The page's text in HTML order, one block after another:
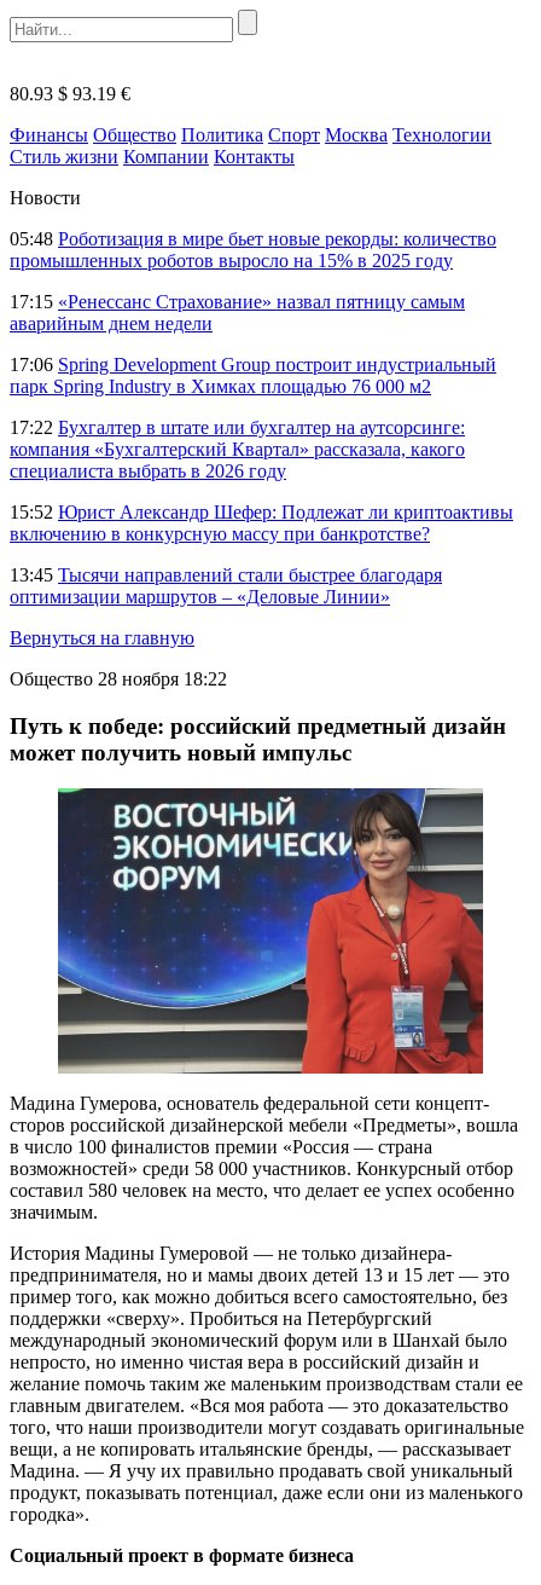
80.93 $ 93.19 €
Финансы Общество Политика Спорт Москва Технологии
Стиль жизни Компании Контакты
Новости
05:48 Роботизация в мире бьет новые рекорды: количество
промышленных роботов выросло на 15% в 2025 году
17:15 «Ренессанс Страхование» назвал пятницу самым
аварийным днем недели
17:06 Spring Development Group построит индустриальный
парк Spring Industry в Химках площадью 76 000 м2
17:22 Бухгалтер в штате или бухгалтер на аутсорсинге:
компания «Бухгалтерский Квартал» рассказала, какого
специалиста выбрать в 2026 году
15:52 Юрист Александр Шефер: Подлежат ли криптоактивы
включению в конкурсную массу при банкротстве?
13:45 Тысячи направлений стали быстрее благодаря
оптимизации маршрутов – «Деловые Линии»
Вернуться на главную
Общество 28 ноября 18:22
Путь к победе: российский предметный дизайн
может получить новый импульс
Мадина Гумерова, основатель федеральной сети концепт-
сторов российской дизайнерской мебели «Предметы», вошла
в число 100 финалистов премии «Россия — страна
возможностей» среди 58 000 участников. Конкурсный отбор
составил 580 человек на место, что делает ее успех особенно
значимым.
История Мадины Гумеровой — не только дизайнера-
предпринимателя, но и мамы двоих детей 13 и 15 лет — это
пример того, как можно добиться всего самостоятельно, без
поддержки «сверху». Пробиться на Петербургский
международный экономический форум или в Шанхай было
непросто, но именно чистая вера в российский дизайн и
желание помочь таким же маленьким производствам стали ее
главным двигателем. «Вся моя работа — это доказательство
того, что наши производители могут создавать оригинальные
вещи, а не копировать итальянские бренды, — рассказывает
Мадина. — Я учу их правильно продавать свой уникальный
продукт, показывать потенциал, даже если они из маленького
городка».
Социальный проект в формате бизнеса